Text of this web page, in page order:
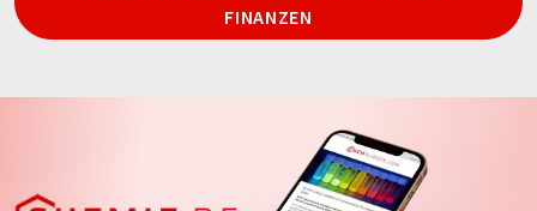
FINANZEN